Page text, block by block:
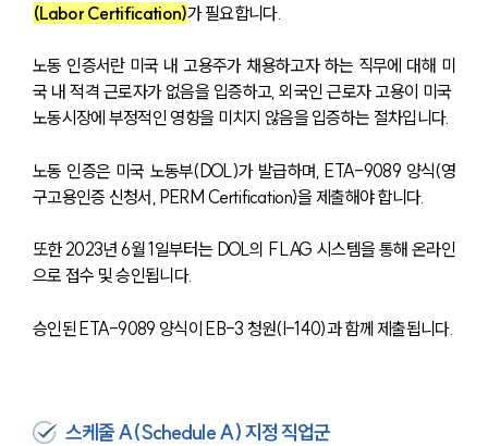
(Labor Certification)가 필요합니다.
노동 인증서란 미국 내 고용주가 채용하고자 하는 직무에 대해 미
국 내 적격 근로자가 없음을 입증하고, 외국인 근로자 고용이 미국
노동시장에 부정적인 영향을 미치지 않음을 입증하는 절차입니다.
노동 인증은 미국 노동부(DOL)가 발급하며, ETA-9089 양식(영
구고용인증 신청서, PERM Certification)을 제출해야 합니다.
또한 2023년 6월 1일부터는 DOL의 FLAG 시스템을 통해 온라인
으로 접수 및 승인됩니다.
승인된 ETA-9089 양식이 EB-3 청원(I-140)과 함께 제출됩니다.
스케줄 A(Schedule A) 지정 직업군